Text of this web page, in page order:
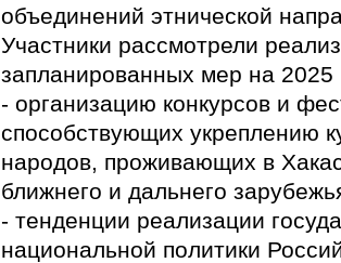
объединений этнической
Участники рассмотрели
запланированных мер на 2025
- организацию конкурсов и
способствующих укреплению
народов, проживающих в
ближнего и дальнего
- тенденции реализации
национальной политики